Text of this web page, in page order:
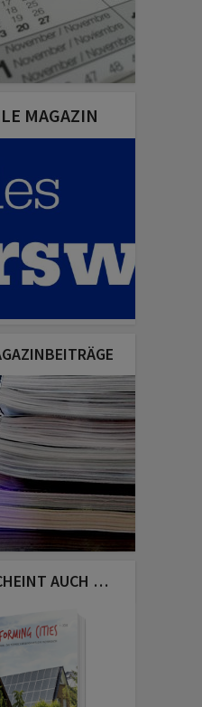
MAGAZIN
AUCH …